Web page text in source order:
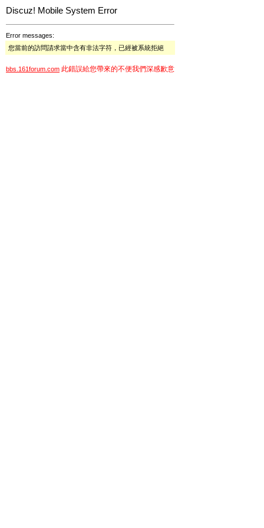
Discuz! Mobile System Error
Error messages:
您當前的訪問請求當中含有非法字符，已經被系統拒絕
bbs.161forum.com 此錯誤給您帶來的不便我們深感歉意